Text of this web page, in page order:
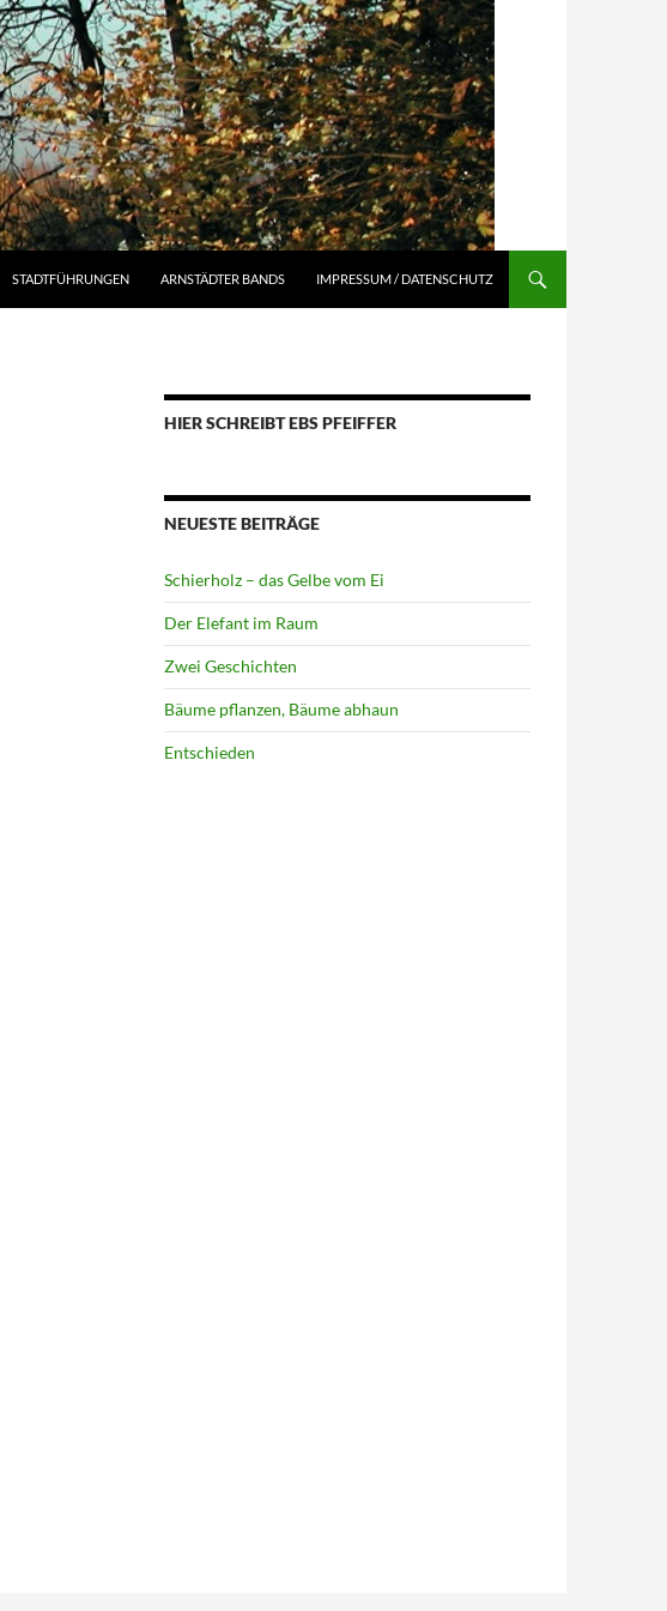
STADTFÜHRUNGEN ARNSTÄDTER BANDS IMPRESSUM / DATENSCHUTZ
HIER SCHREIBT EBS PFEIFFER
NEUESTE BEITRÄGE
Schierholz – das Gelbe vom Ei
Der Elefant im Raum
Zwei Geschichten
Bäume pflanzen, Bäume abhaun
Entschieden